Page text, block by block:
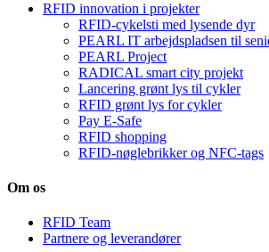
RFID innovation i projekter
RFID-cykelsti med lysende dyr
PEARL IT arbejdspladsen til
PEARL Project
RADICAL smart city projekt
Lancering grønt lys til cykler
RFID grønt lys for cykler
Pay E-Safe
RFID shopping
RFID-nøglebrikker og NFC-tags
Om os
RFID Team
Partnere og leverandører